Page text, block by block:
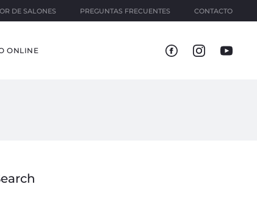
DE SALONES PREGUNTAS FRECUENTES CONTACTO
ONLINE